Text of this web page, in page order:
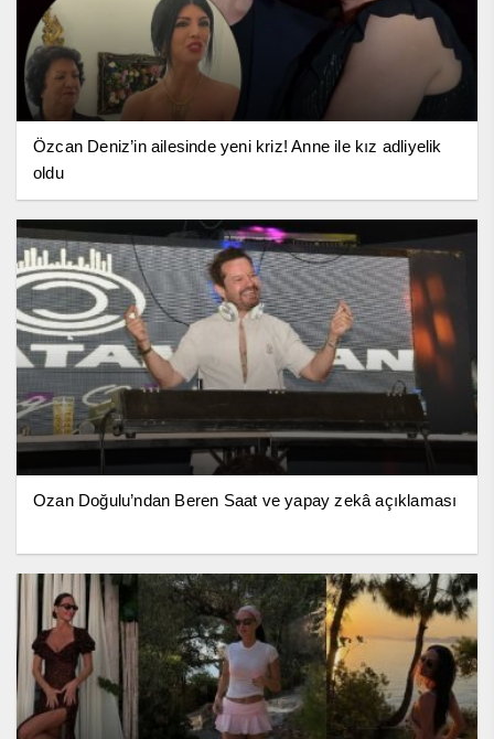
Özcan Deniz’in ailesinde yeni kriz! Anne ile kız adliyelik
oldu
Ozan Doğulu’ndan Beren Saat ve yapay zekâ açıklaması